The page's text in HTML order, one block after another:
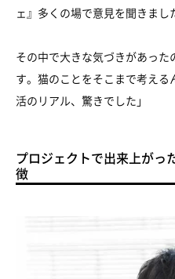
ェ』多くの場で意見を聞きまし
その中で大きな気づきがあっ
す。猫のことをそこまで考え
活のリアル、驚きでした」
プロジェクトで出来上がっ
徴